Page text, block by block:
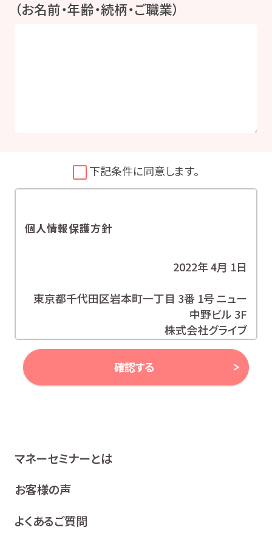
（お名前・年齢・続柄・ご職業）
下記条件に同意します。
個人情報保護方針
2022年 4月 1日
東京都千代田区岩本町一丁目 3番 1号 ニュー
中野ビル 3F
株式会社グライブ
代表取締役 安田 潔
当社は、お客様の個人情報及び個人番号（以下「個人情報
当社は、個人情報等の保護に関する関係諸法令、ガイドラ
イン及び、所属金融商品取引業者の社内規程並びにこの
個人情報保護方針を遵守いたします。
2 利用目的
確認する
マネーセミナーとは
お客様の声
よくあるご質問